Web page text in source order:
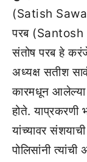
(Satish
परब (Santosh
संतोष परब हे
अध्यक्ष सतीश
कारमधून आलेल्या
होते.
यांच्यावर
पोलिसांनी